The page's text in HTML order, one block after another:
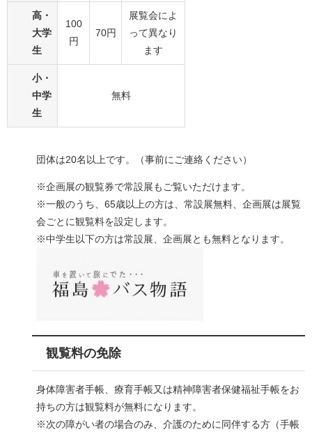
高・
大学
生
100
円
70円
展覧会によ
って異なり
ます
小・
中学
生
無料
団体は20名以上です。（事前にご連絡ください）
※企画展の観覧券で常設展もご覧いただけます。
※一般のうち、65歳以上の方は、常設展無料、企画展は展覧
会ごとに観覧料を設定します。
※中学生以下の方は常設展、企画展とも無料となります。
観覧料の免除
身体障害者手帳、療育手帳又は精神障害者保健福祉手帳をお
持ちの方は観覧料が無料になります。
※次の障がい者の場合のみ、介護のために同伴する方（手帳